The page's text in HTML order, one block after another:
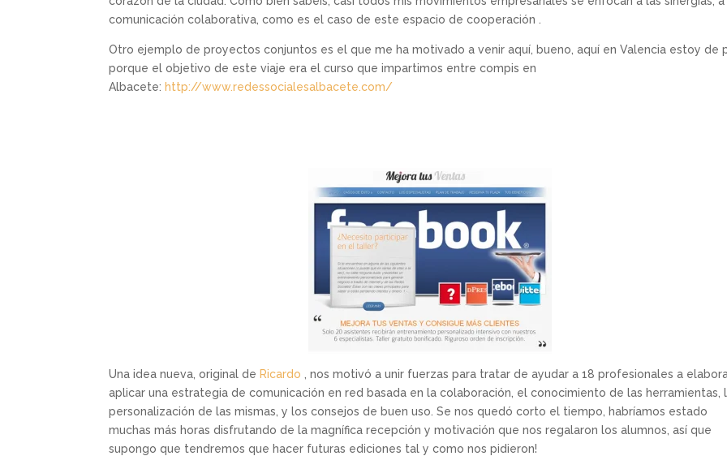
comunicación colaborativa, como es el caso de este espacio de cooperación .
Otro ejemplo de proyectos conjuntos es el que me ha motivado a venir aquí, bueno, aquí en Valencia estoy de
porque el objetivo de este viaje era el curso que impartimos entre compis en
Albacete: http://www.redessocialesalbacete.com/
Una idea nueva, original de Ricardo , nos motivó a unir fuerzas para tratar de ayudar a 18 profesionales a
aplicar una estrategia de comunicación en red basada en la colaboración, el conocimiento de las herramientas,
personalización de las mismas, y los consejos de buen uso. Se nos quedó corto el tiempo, habríamos estado
muchas más horas disfrutando de la magnífica recepción y motivación que nos regalaron los alumnos, así que
supongo que tendremos que hacer futuras ediciones tal y como nos pidieron!